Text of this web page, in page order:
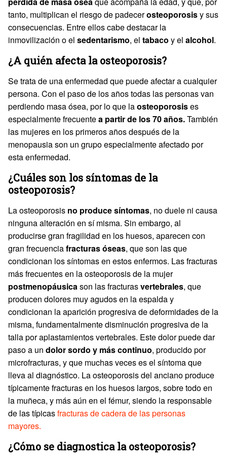
tanto, multiplican el riesgo de padecerosteoporosisy sus
consecuencias. Entre ellos cabe destacar la
inmovilización o el sedentarismo, el tabaco y el alcohol.
¿A quién afecta la osteoporosis?
Se trata de una enfermedad que puede afectar a cualquier
persona. Con el paso de los años todas las personas van
perdiendo masa ósea, por lo que laosteoporosises
especialmente frecuentea partir de los 70 años.También
las mujeres en los primeros años después de la
menopausia son un grupo especialmente afectado por
esta enfermedad.
¿Cuáles son los síntomas de la
osteoporosis?
La osteoporosis no produce síntomas, no duele ni causa
ninguna alteración en sí misma. Sin embargo, al
producirse gran fragilidad en los huesos, aparecen con
gran frecuenciafracturas óseas, que son las que
condicionan los síntomas en estos enfermos. Las fracturas
más frecuentes en la osteoporosis de la mujer
postmenopáusicason las fracturasvertebrales, que
producen dolores muy agudos en la espalda y
condicionan la aparición progresiva de deformidades de la
misma, fundamentalmente disminución progresiva de la
talla por aplastamientos vertebrales. Este dolor puede dar
paso a un dolor sordo y más continuo, producido por
microfracturas, y que muchas veces es el síntoma que
lleva al diagnóstico. La osteoporosis del anciano produce
típicamente fracturas en los huesos largos, sobre todo en
la muñeca, y más aún en el fémur, siendo la responsable
de las típicasfracturas de cadera de las personas
mayores.
¿Cómo se diagnostica la osteoporosis?